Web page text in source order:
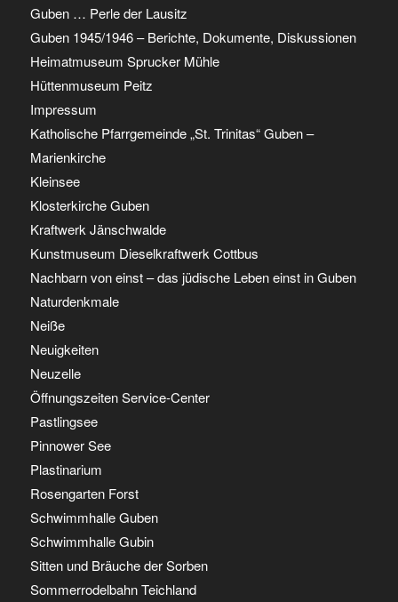
Guben … Perle der Lausitz
Guben 1945/1946 – Berichte, Dokumente, Diskussionen
Heimatmuseum Sprucker Mühle
Hüttenmuseum Peitz
Impressum
Katholische Pfarrgemeinde „St. Trinitas“ Guben –
Marienkirche
Kleinsee
Klosterkirche Guben
Kraftwerk Jänschwalde
Kunstmuseum Dieselkraftwerk Cottbus
Nachbarn von einst – das jüdische Leben einst in Guben
Naturdenkmale
Neiße
Neuigkeiten
Neuzelle
Öffnungszeiten Service-Center
Pastlingsee
Pinnower See
Plastinarium
Rosengarten Forst
Schwimmhalle Guben
Schwimmhalle Gubin
Sitten und Bräuche der Sorben
Sommerrodelbahn Teichland